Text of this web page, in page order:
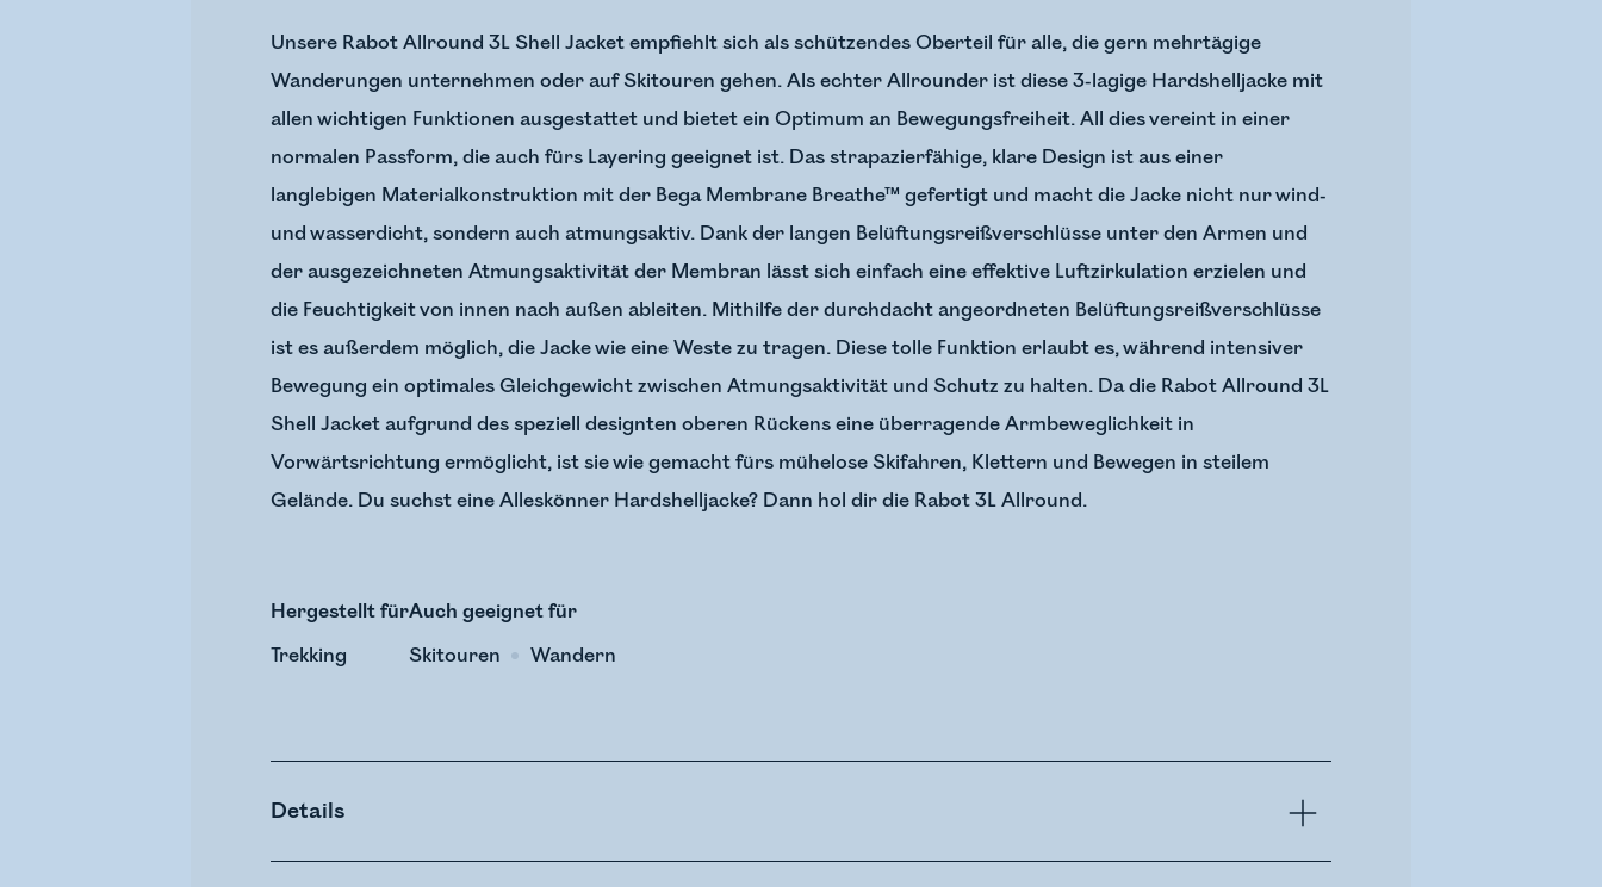
Unsere Rabot Allround 3L Shell Jacket empfiehlt sich als schützendes Oberteil für alle, die gern mehrtägige
Wanderungen unternehmen oder auf Skitouren gehen. Als echter Allrounder ist diese 3-lagige Hardshelljacke mit
allen wichtigen Funktionen ausgestattet und bietet ein Optimum an Bewegungsfreiheit. All dies vereint in einer
normalen Passform, die auch fürs Layering geeignet ist. Das strapazierfähige, klare Design ist aus einer
langlebigen Materialkonstruktion mit der Bega Membrane Breathe™ gefertigt und macht die Jacke nicht nur wind-
und wasserdicht, sondern auch atmungsaktiv. Dank der langen Belüftungsreißverschlüsse unter den Armen und
der ausgezeichneten Atmungsaktivität der Membran lässt sich einfach eine effektive Luftzirkulation erzielen und
die Feuchtigkeit von innen nach außen ableiten. Mithilfe der durchdacht angeordneten Belüftungsreißverschlüsse
ist es außerdem möglich, die Jacke wie eine Weste zu tragen. Diese tolle Funktion erlaubt es, während intensiver
Bewegung ein optimales Gleichgewicht zwischen Atmungsaktivität und Schutz zu halten. Da die Rabot Allround 3L
Shell Jacket aufgrund des speziell designten oberen Rückens eine überragende Armbeweglichkeit in
Vorwärtsrichtung ermöglicht, ist sie wie gemacht fürs mühelose Skifahren, Klettern und Bewegen in steilem
Gelände. Du suchst eine Alleskönner Hardshelljacke? Dann hol dir die Rabot 3L Allround.
Hergestellt für
Trekking
Auch geeignet für
Skitouren
Wandern
Details